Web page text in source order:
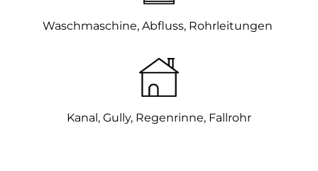
Waschmaschine, Abfluss, Rohrleitungen
Kanal, Gully, Regenrinne, Fallrohr